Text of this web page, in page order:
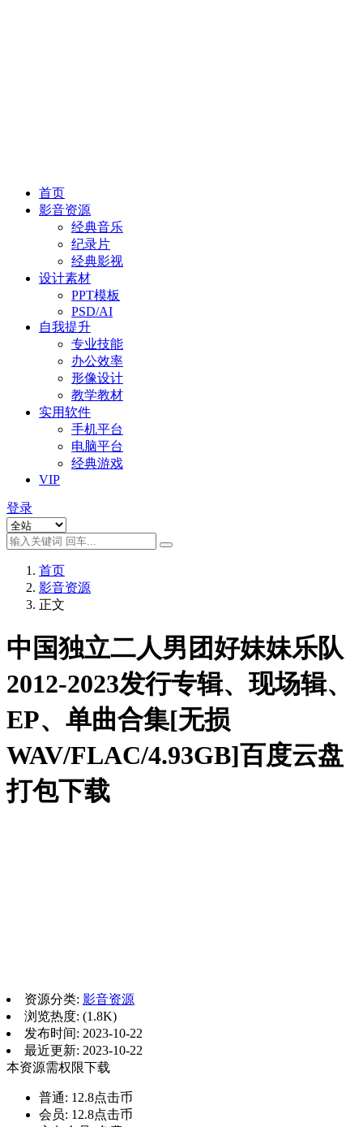
首页
影音资源
经典音乐
纪录片
经典影视
设计素材
PPT模板
PSD/AI
自我提升
专业技能
办公效率
形像设计
教学教材
实用软件
手机平台
电脑平台
经典游戏
VIP
登录
首页
影音资源
正文
中国独立二人男团好妹妹乐队
2012-2023发行专辑、现场辑、
EP、单曲合集[无损
WAV/FLAC/4.93GB]百度云盘
打包下载
资源分类: 影音资源
浏览热度: (1.8K)
发布时间: 2023-10-22
最近更新: 2023-10-22
本资源需权限下载
普通: 12.8点击币
会员: 12.8点击币